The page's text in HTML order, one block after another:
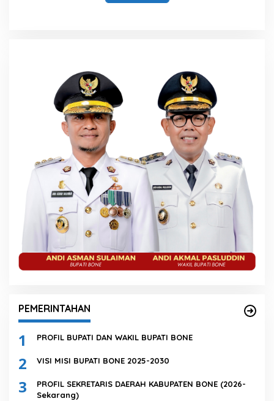
PEMERINTAHAN
1 PROFIL BUPATI DAN WAKIL BUPATI BONE
2 VISI MISI BUPATI BONE 2025-2030
3
PROFIL SEKRETARIS DAERAH KABUPATEN BONE (2026-
Sekarang)